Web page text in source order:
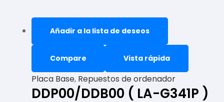
Añadir a la lista de deseos
Compare Vista rápida
Placa Base, Repuestos de ordenador
DDP00/DDB00 ( LA-G341P )